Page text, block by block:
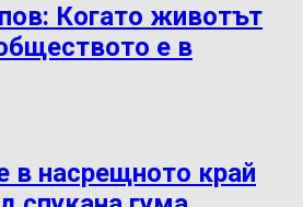
Когато животът
е в
в насрещното край